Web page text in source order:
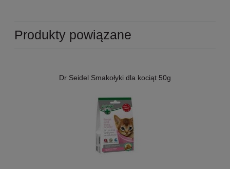
Produkty powiązane
Dr Seidel Smakołyki dla kociąt 50g